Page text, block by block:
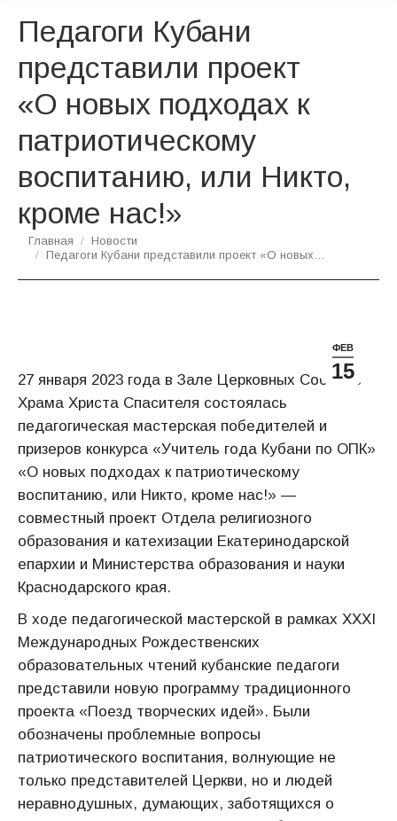
Педагоги Кубани
представили проект
«О новых подходах к
патриотиче­скому
воспитанию, или Никто,
кроме нас!»
Вы здесь:
Главная
Новости
Педагоги Кубани представили проект «О новых…
ФЕВ
15
27 января 2023 года в Зале Церковных Соборов
Храма Христа Спасителя состоялась
педагогическая мастерская победителей и
призеров конкурса «Учитель года Кубани по ОПК»
«О новых подходах к патриотиче­скому
воспитанию, или Никто, кроме нас!» —
совместный проект Отдела религиозного
образования и катехизации Екатеринодарской
епархии и Министерства образования и науки
Краснодарского края.
В ходе педагогической мастерской в рамках XXХI
Международных Рождественских
образовательных чтений кубанские педагоги
представили новую программу традиционного
проекта «Поезд творческих идей». Были
обозначены проблемные вопросы
патриотического воспитания, волнующие не
только представителей Церкви, но и людей
неравнодушных, думающих, заботящихся о